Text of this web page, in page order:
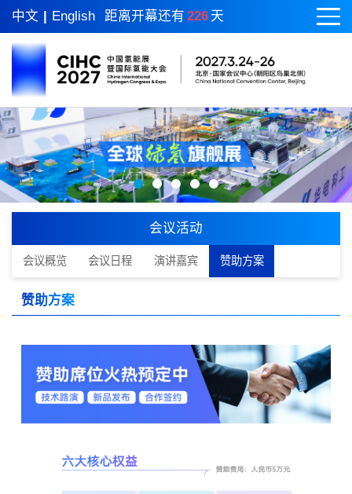
中文 | English 距离开幕还有 226 天
会议活动
会议概览 会议日程 演讲嘉宾 赞助方案
赞助方案